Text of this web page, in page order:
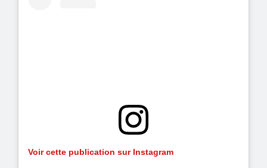
Voir cette publication sur Instagram